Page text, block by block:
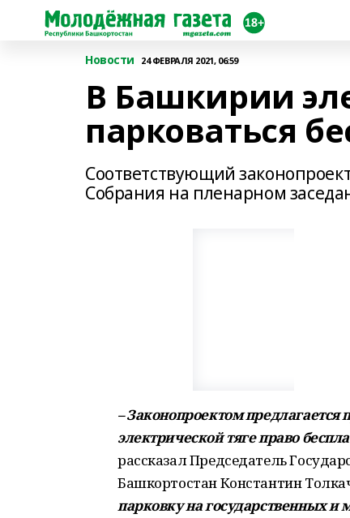
Новости 24 ФЕВРАЛЯ 2021, 06:59
В Башкирии
парковаться
Соответствующий
Собрания на пленарном
– Законопроектом
электрической тяге право
рассказал Председатель
Башкортостан Константин
парковку на государственных